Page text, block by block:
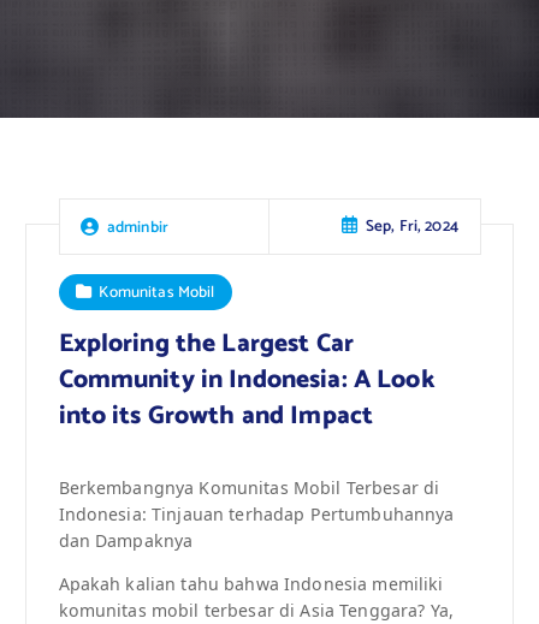
adminbir Sep, Fri, 2024
Komunitas Mobil
Exploring the Largest Car
Community in Indonesia: A Look
into its Growth and Impact
Berkembangnya Komunitas Mobil Terbesar di
Indonesia: Tinjauan terhadap Pertumbuhannya
dan Dampaknya
Apakah kalian tahu bahwa Indonesia memiliki
komunitas mobil terbesar di Asia Tenggara? Ya,